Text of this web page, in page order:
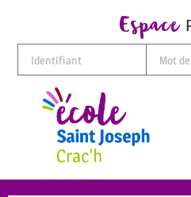
Espace